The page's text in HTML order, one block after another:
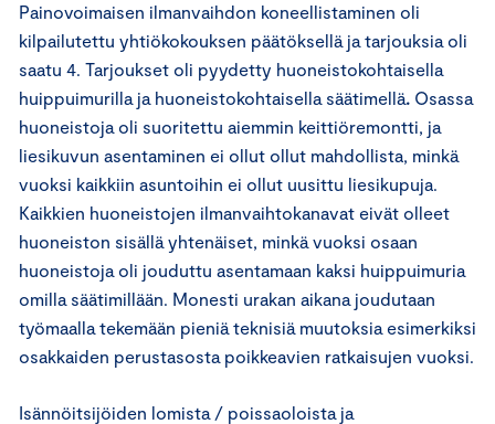
Painovoimaisen ilmanvaihdon koneellistaminen oli
kilpailutettu yhtiökokouksen päätöksellä ja tarjouksia oli
saatu 4. Tarjoukset oli pyydetty huoneistokohtaisella
huippuimurilla ja huoneistokohtaisella säätimellä. Osassa
huoneistoja oli suoritettu aiemmin keittiöremontti, ja
liesikuvun asentaminen ei ollut ollut mahdollista, minkä
vuoksi kaikkiin asuntoihin ei ollut uusittu liesikupuja.
Kaikkien huoneistojen ilmanvaihtokanavat eivät olleet
huoneiston sisällä yhtenäiset, minkä vuoksi osaan
huoneistoja oli jouduttu asentamaan kaksi huippuimuria
omilla säätimillään. Monesti urakan aikana joudutaan
työmaalla tekemään pieniä teknisiä muutoksia esimerkiksi
osakkaiden perustasosta poikkeavien ratkaisujen vuoksi.
Isännöitsijöiden lomista / poissaoloista ja